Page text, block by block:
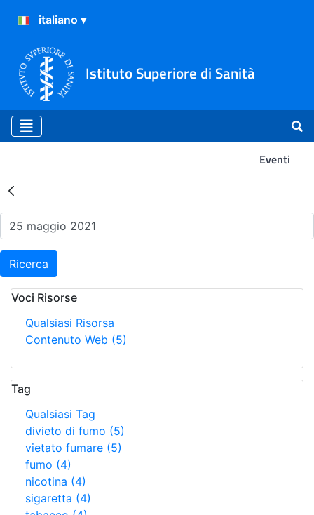
Istituto Superiore di Sanità
Eventi
Risultati della Ricerca -
Ricerca
Voci Risorse
Qualsiasi Risorsa
Contenuto Web (5)
Tag
Qualsiasi Tag
divieto di fumo (5)
vietato fumare (5)
fumo (4)
nicotina (4)
sigaretta (4)